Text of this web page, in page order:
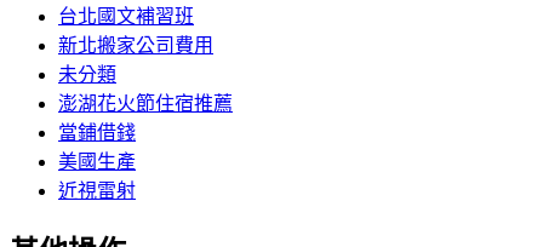
台北國文補習班
新北搬家公司費用
未分類
澎湖花火節住宿推薦
當鋪借錢
美國生產
近視雷射